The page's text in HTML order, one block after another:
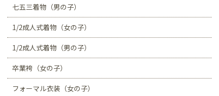
七五三着物（男の子）
1/2成人式着物（女の子）
1/2成人式着物（男の子）
卒業袴（女の子）
フォーマル衣装（女の子）